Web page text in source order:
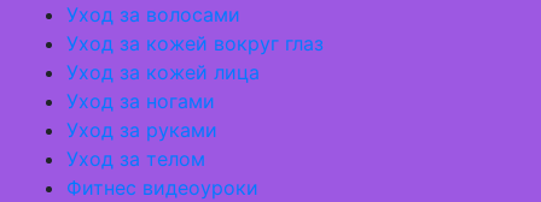
Уход за волосами
Уход за кожей вокруг глаз
Уход за кожей лица
Уход за ногами
Уход за руками
Уход за телом
Фитнес видеоуроки